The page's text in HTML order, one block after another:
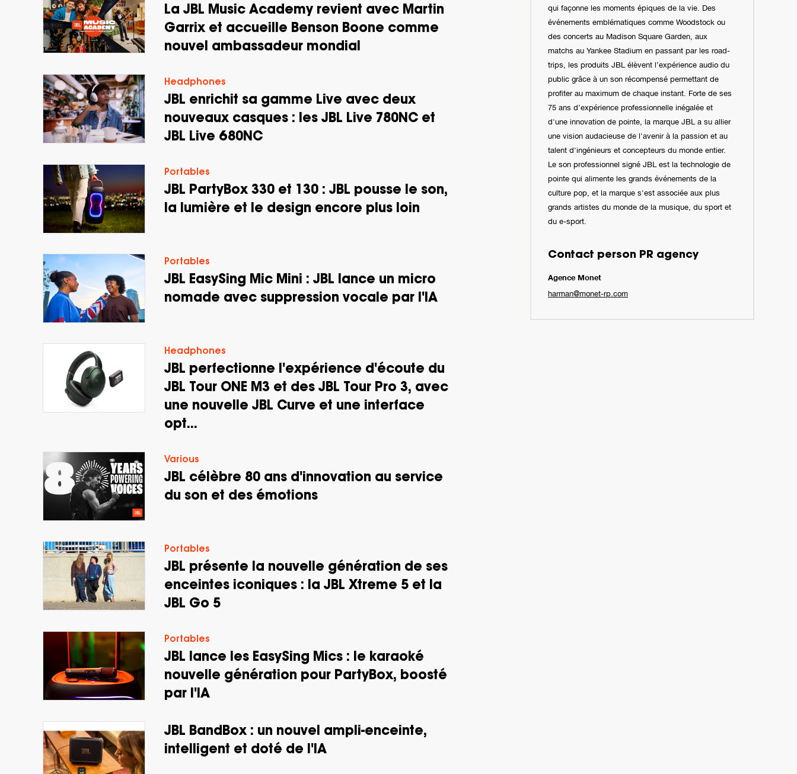
La JBL Music Academy revient avec Martin
Garrix et accueille Benson Boone comme
nouvel ambassadeur mondial
Headphones
JBL enrichit sa gamme Live avec deux
nouveaux casques : les JBL Live 780NC et
JBL Live 680NC
Portables
JBL PartyBox 330 et 130 : JBL pousse le son,
la lumière et le design encore plus loin
Portables
JBL EasySing Mic Mini : JBL lance un micro
nomade avec suppression vocale par l'IA
Headphones
JBL perfectionne l'expérience d'écoute du
JBL Tour ONE M3 et des JBL Tour Pro 3, avec
une nouvelle JBL Curve et une interface
opt...
Various
JBL célèbre 80 ans d'innovation au service
du son et des émotions
Portables
JBL présente la nouvelle génération de ses
enceintes iconiques : la JBL Xtreme 5 et la
JBL Go 5
Portables
JBL lance les EasySing Mics : le karaoké
nouvelle génération pour PartyBox, boosté
par l'IA
JBL BandBox : un nouvel ampli-enceinte,
intelligent et doté de l'IA
qui façonne les moments épiques de la vie. Des
événements emblématiques comme Woodstock ou
des concerts au Madison Square Garden, aux
matchs au Yankee Stadium en passant par les road-
trips, les produits JBL élèvent l’expérience audio du
public grâce à un son récompensé permettant de
profiter au maximum de chaque instant. Forte de ses
75 ans d’expérience professionnelle inégalée et
d'une innovation de pointe, la marque JBL a su allier
une vision audacieuse de l'avenir à la passion et au
talent d'ingénieurs et concepteurs du monde entier.
Le son professionnel signé JBL est la technologie de
pointe qui alimente les grands événements de la
culture pop, et la marque s'est associée aux plus
grands artistes du monde de la musique, du sport et
du e-sport.
Contact person PR agency
Agence Monet
harman@monet-rp.com